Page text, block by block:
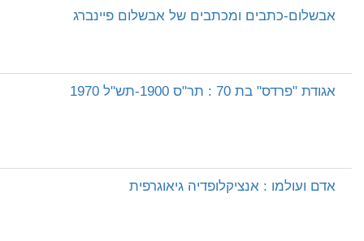
אבשלום-כתבים ומכתבים של אבשלום פיינברג
אגודת "פרדס" בת 70 : תר"ס 1900-תש"ל 1970
אדם ועולמו : אנציקלופדיה גיאוגרפית